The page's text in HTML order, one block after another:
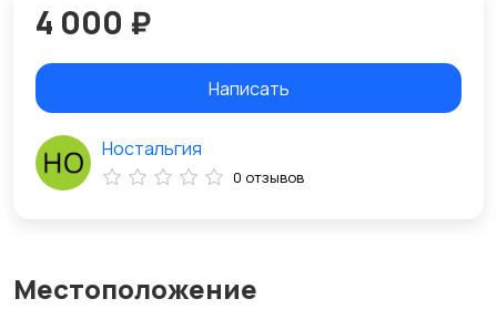
Местоположение
4 000 ₽
Написать
Ностальгия
0 отзывов